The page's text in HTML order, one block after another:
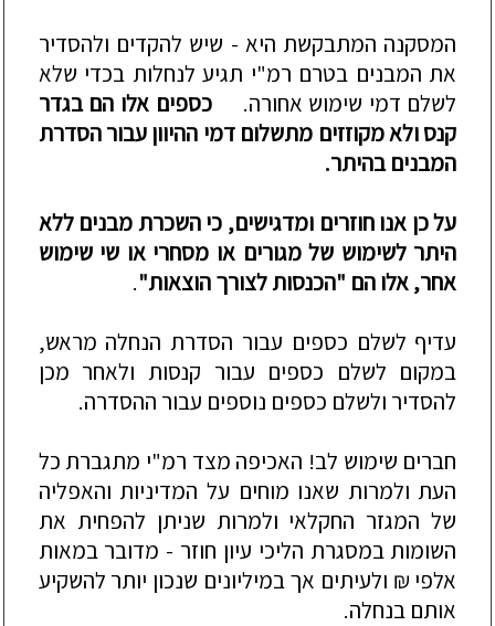
המסקנה המתבקשת היא - שיש להקדים ולהסדיר
את המבנים בטרם רמ"י תגיע לנחלות בכדי שלא
לשלם דמי שימוש אחורה.כספים אלו הם בגדר
קנסולאמקוזזים מתשלום דמי ההיווןעבורהסדרת
המבנים בהיתר.
עלכן אנוחוזרים ומדגישים, כיהשכרתמבנים ללא
היתר לשימוש של מגורים או מסחרי או שי שימוש
אחר,אלוהם "הכנסותלצורךהוצאות"
.
עדיף לשלם כספים עבור הסדרת הנחלה מראש,
במקום לשלם כספים עבור קנסות ולאחר מכן
להסדיר ולשלם כספים נוספים עבור ההסדרה.
חברים שימוש לב! האכיפה מצד רמ"י מתגברת כל
העת ולמרות שאנו מוחים על המדיניות והאפליה
של המגזר החקלאי ולמרות שניתן להפחית את
השומותבמסגרת הליכי עיון חוזר - מדוברבמאות
אלפי ₪ ולעיתים אךבמיליונים שנכון יותר להשקיע
אותם בנחלה.